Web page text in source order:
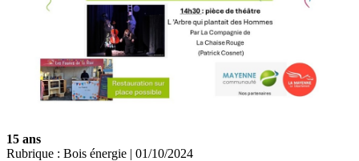
15 ans
Rubrique : Bois énergie | 01/10/2024